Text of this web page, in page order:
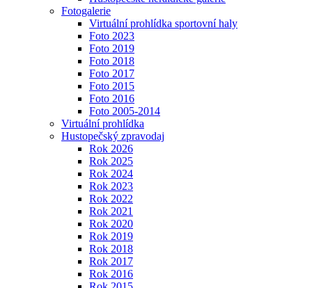
Fotogalerie
Virtuální prohlídka sportovní haly
Foto 2023
Foto 2019
Foto 2018
Foto 2017
Foto 2015
Foto 2016
Foto 2005-2014
Virtuální prohlídka
Hustopečský zpravodaj
Rok 2026
Rok 2025
Rok 2024
Rok 2023
Rok 2022
Rok 2021
Rok 2020
Rok 2019
Rok 2018
Rok 2017
Rok 2016